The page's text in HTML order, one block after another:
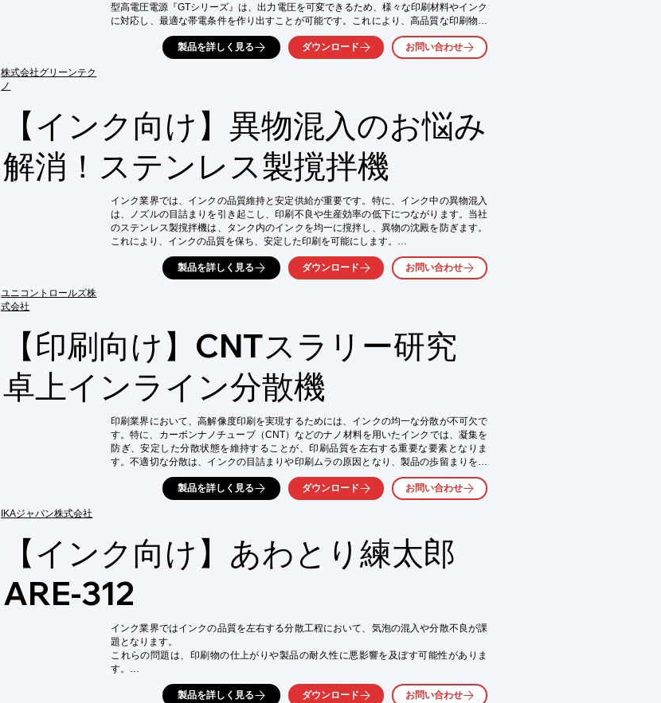
株式会社グリーンテク
ノ
型高電圧電源『GTシリーズ』は、出力電圧を可変できるため、様々な印刷材料やインク
に対応し、最適な帯電条件を作り出すことが可能です。これにより、高品質な印刷物の
安定供給に貢献します。
【活用シーン】
・各種印刷プロセスにおける帯電
【導入の効果】
・歩留まりの改善
・多様な材料への対応
製品を詳しく見る ダウンロード お問い合わせ
【インク向け】異物混入のお悩み
解消！ステンレス製撹拌機
ユニコントロールズ株
式会社
インク業界では、インクの品質維持と安定供給が重要です。特に、インク中の異物混入
は、ノズルの目詰まりを引き起こし、印刷不良や生産効率の低下につながります。当社
のステンレス製撹拌機は、タンク内のインクを均一に撹拌し、異物の沈殿を防ぎます。
これにより、インクの品質を保ち、安定した印刷を可能にします。
【活用シーン】
・インクの製造工程における、攪拌および圧送
・インク品質の安定化
・生産効率の向上
製品を詳しく見る ダウンロード お問い合わせ
【印刷向け】CNTスラリー研究
卓上インライン分散機
IKAジャパン株式会社
印刷業界において、高解像度印刷を実現するためには、インクの均一な分散が不可欠で
す。特に、カーボンナノチューブ（CNT）などのナノ材料を用いたインクでは、凝集を
防ぎ、安定した分散状態を維持することが、印刷品質を左右する重要な要素となりま
す。不適切な分散は、インクの目詰まりや印刷ムラの原因となり、製品の歩留まりを低
下させる可能性があります。当社のCNTスラリー研究 卓上インライン分散機は、CNTイ
ンクのスラリー化や分散プロセスを研究開発し、高解像度印刷をサポートします。
・フレキシブルディスプレイ用インクの開発
・導電性インクの開発
【導入の効果】
・インクの分散性向上による印刷品質の向上
・インクの安定性向上による歩留まりの改善
製品を詳しく見る ダウンロード お問い合わせ
【インク向け】あわとり練太郎
ARE-312
インク業界ではインクの品質を左右する分散工程において、気泡の混入や分散不良が課
題となります。
これらの問題は、印刷物の仕上がりや製品の耐久性に悪影響を及ぼす可能性がありま
す。
あわとり練太郎ARE-312は、撹拌と脱泡を同時に行うことで、インク材料を均一に分散
させ、気泡の混入を防ぎます。
製品を詳しく見る ダウンロード お問い合わせ